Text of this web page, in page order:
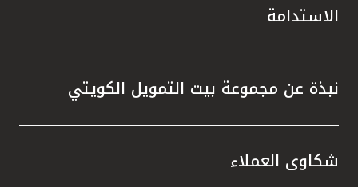
الاستدامة
نبذة عن مجموعة بيت التمويل الكويتي
شكاوى العملاء